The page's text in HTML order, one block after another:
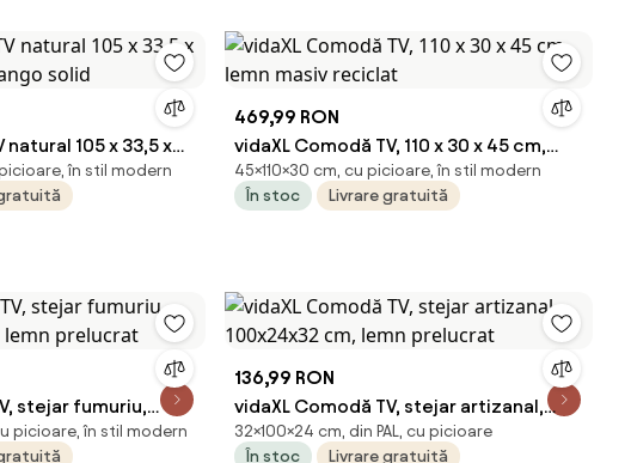
natural 105 x 33,5 x
solidîn stil modern
469,99 RON
vidaXL Comodă TV, 110 x 30 x 45 cm,
lemn masiv reciclat
45×110×30 cm, cu picioare, în stil modern
În stoc
Livrare gratuită
stejar fumuriu,
lemn prelucrat
picioare, în stil modern
136,99 RON
vidaXL Comodă TV, stejar artizanal,
100x24x32 cm, lemn prelucrat
32×100×24 cm, din PAL, cu picioare
În stoc
Livrare gratuită